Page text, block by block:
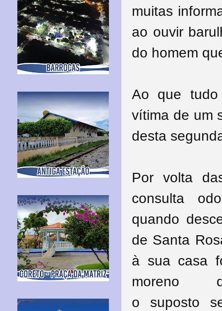
muitas
ao ouvir
do homem
Ao que
vítima de um
desta
Por volta
consulta
quando
de Santa
à sua casa
moreno
o suposto